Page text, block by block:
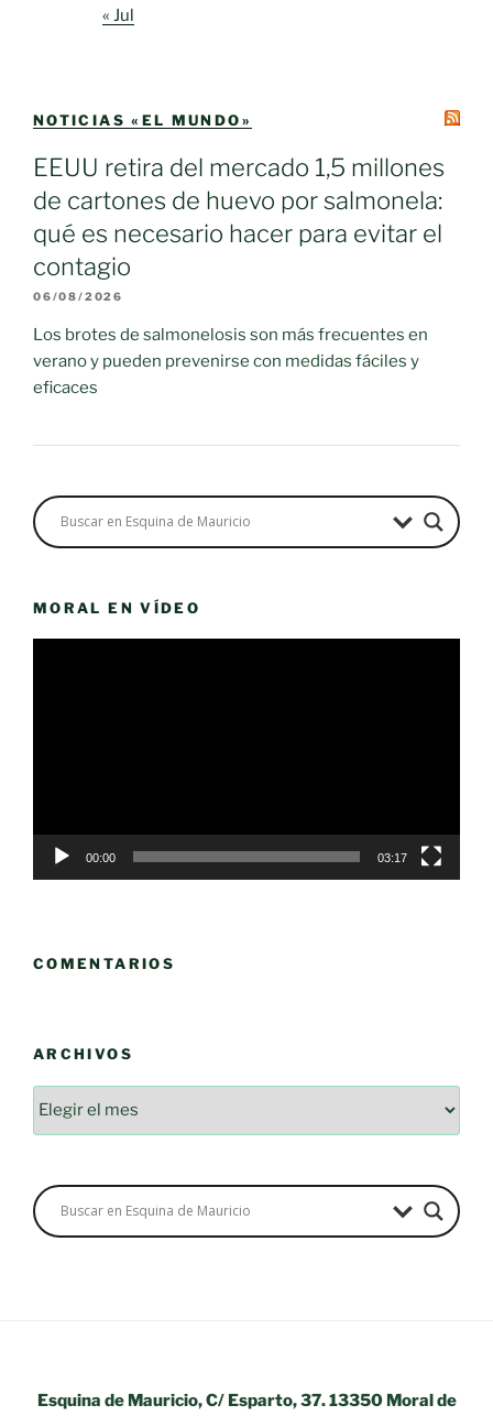
« Jul
NOTICIAS «EL MUNDO»
EEUU retira del mercado 1,5 millones
de cartones de huevo por salmonela:
qué es necesario hacer para evitar el
contagio
06/08/2026
Los brotes de salmonelosis son más frecuentes en
verano y pueden prevenirse con medidas fáciles y
eficaces
MORAL EN VÍDEO
00:00 03:17
COMENTARIOS
ARCHIVOS
Archivos
Esquina de Mauricio, C/ Esparto, 37. 13350 Moral de